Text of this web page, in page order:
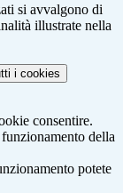
si avvalgono di
illustrate nella
i cookies
consentire.
della
potete